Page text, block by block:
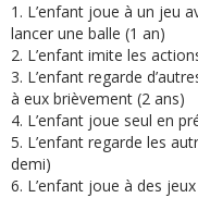
1. L’enfant joue à un jeu
lancer une balle (1 an)
2. L’enfant imite les
3. L’enfant regarde
à eux brièvement (2 ans)
4. L’enfant joue seul en
5. L’enfant regarde les
demi)
6. L’enfant joue à des